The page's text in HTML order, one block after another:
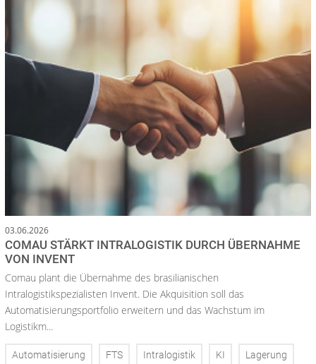
03.06.2026
COMAU STÄRKT INTRALOGISTIK DURCH ÜBERNAHME
VON INVENT
Comau plant die Übernahme des brasilianischen
Intralogistikspezialisten Invent. Die Akquisition soll das
Automatisierungsportfolio erweitern und das Wachstum im
Logistikm...
Automatisierung FTS Intralogistik KI Lagerung